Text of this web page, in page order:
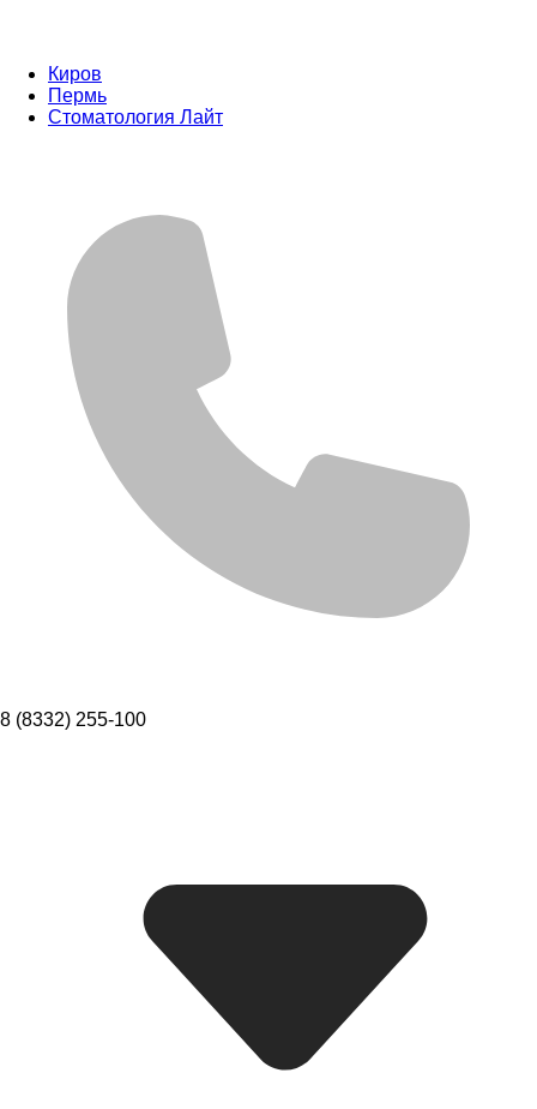
Киров
Пермь
Стоматология Лайт
8 (8332) 255-100